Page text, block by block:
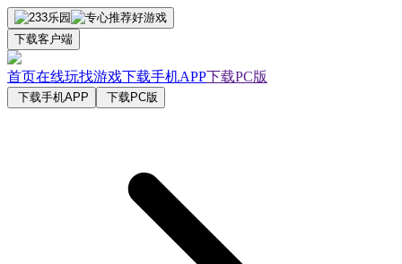
下载客户端
首页在线玩找游戏下载手机APP下载PC版
下载手机APP 下载PC版